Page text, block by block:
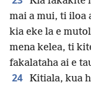
mai a mui, ti iloa
kia eke la e
mena kelea, ti
fakalataha ai e
24
Kitiala, kua